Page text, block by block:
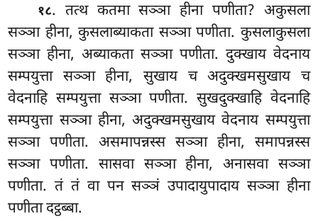
१८. तत्थ कतमा सञ्ञा हीना पणीता? अकुसला
सञ्ञा हीना, कुसलाब्याकता सञ्ञा पणीता. कुसलाकुसला
सञ्ञा हीना, अब्याकता सञ्ञा पणीता. दुक्खाय वेदनाय
सम्पयुत्ता सञ्ञा हीना, सुखाय च अदुक्खमसुखाय च
वेदनाहि सम्पयुत्ता सञ्ञा पणीता. सुखदुक्खाहि वेदनाहि
सम्पयुत्ता सञ्ञा हीना, अदुक्खमसुखाय वेदनाय सम्पयुत्ता
सञ्ञा पणीता. असमापन्नस्स सञ्ञा हीना, समापन्नस्स
सञ्ञा पणीता. सासवा सञ्ञा हीना, अनासवा सञ्ञा
पणीता. तं तं वा पन सञ्ञं उपादायुपादाय सञ्ञा हीना
पणीता दट्ठब्बा.